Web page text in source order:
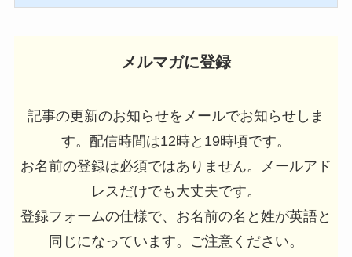
メルマガに登録
記事の更新のお知らせをメールでお知らせしま
す。配信時間は12時と19時頃です。
お名前の登録は必須ではありません。メールアド
レスだけでも大丈夫です。
登録フォームの仕様で、お名前の名と姓が英語と
同じになっています。ご注意ください。